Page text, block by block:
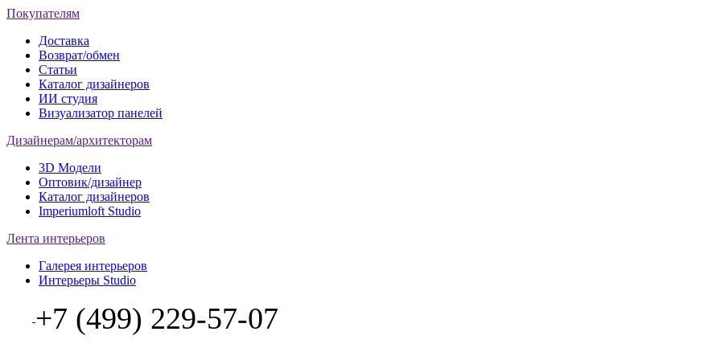
Покупателям
Доставка
Возврат/обмен
Статьи
Каталог дизайнеров
ИИ студия
Визуализатор панелей
Дизайнерам/архитекторам
3D Модели
Оптовик/дизайнер
Каталог дизайнеров
Imperiumloft Studio
Лента интерьеров
Галерея интерьеров
Интерьеры Studio
+7 (499) 229-57-07